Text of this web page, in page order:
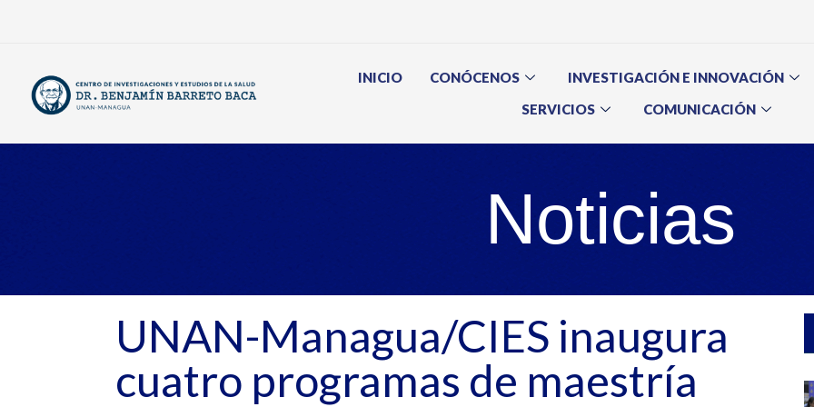
INICIO CONÓCENOS INVESTIGACIÓN E INNOVACIÓN
SERVICIOS
COMUNICACIÓN
Noticias
UNAN-Managua/CIES inaugura
cuatro programas de maestría